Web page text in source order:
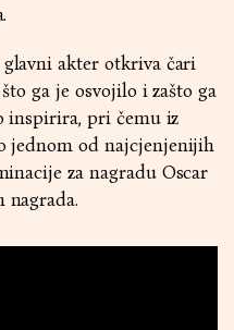
akter otkriva čari
ga je osvojilo i zašto ga
inspirira, pri čemu iz
jednom od najcjenjenijih
za nagradu Oscar